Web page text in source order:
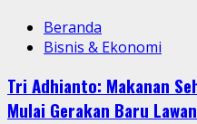
Beranda
Bisnis & Ekonomi
Tri Adhianto: Makanan
Mulai Gerakan Baru